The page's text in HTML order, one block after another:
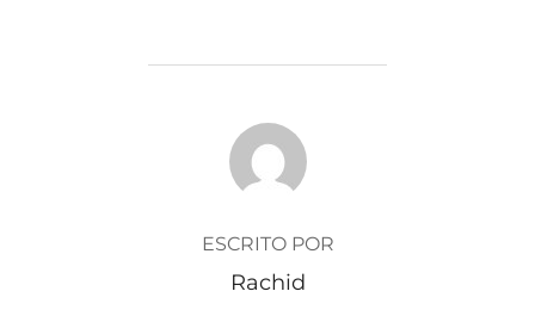
AUTOR DE LA ENTRADA
ESCRITO POR
Rachid